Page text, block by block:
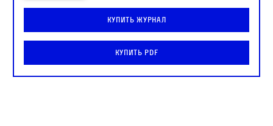
Купить журнал
Купить PDF